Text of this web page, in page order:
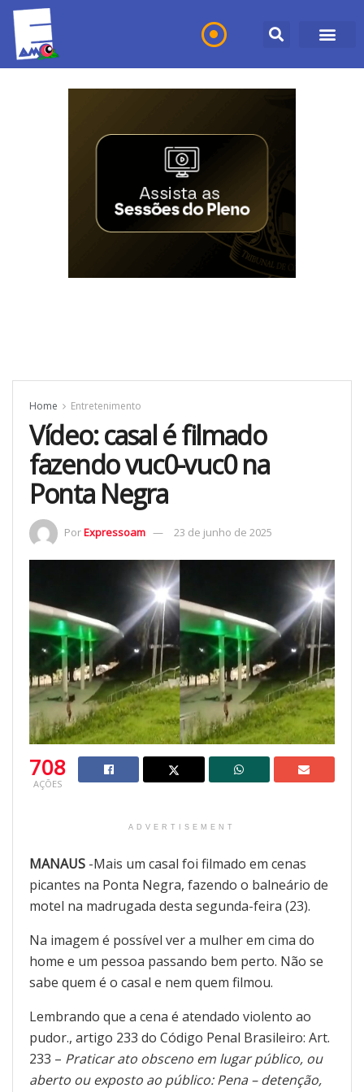
Home Entretenimento
Vídeo: casal é filmado
fazendo vuc0-vuc0 na
Ponta Negra
PorExpressoam 23 de junho de 2025
708
AÇÕES
ADVERTISEMENT
MANAUS -Mais um casal foi filmado em cenas
picantes na Ponta Negra, fazendo o balneário de
motel na madrugada desta segunda-feira (23).
Na imagem é possível ver a mulher em cima do
home e um pessoa passando bem perto. Não se
sabe quem é o casal e nem quem filmou.
Lembrando que a cena é atendado violento ao
pudor., artigo 233 do Código Penal Brasileiro: Art.
233 – Praticar ato obsceno em lugar público, ou
aberto ou exposto ao público: Pena – detenção,